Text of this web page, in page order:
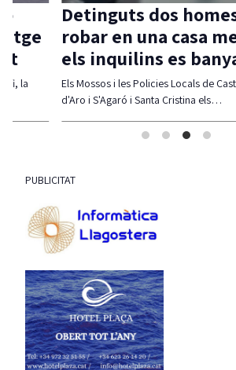
fi, la
Detinguts dos
robar en una casa
els inquilins es
Els Mossos i les Policies Locals de
d'Aro i S'Agaró i Santa Cristina els…
PUBLICITAT